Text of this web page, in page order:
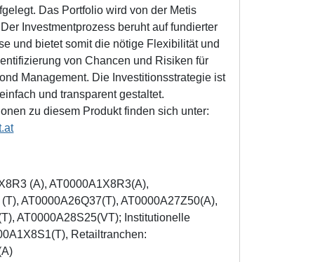
Das Portfolio wird von der Metis
Investmentprozess beruht auf fundierter
und bietet somit die nötige Flexibilität und
von Chancen und Risiken für
Management. Die Investitionsstrategie ist
und transparent gestaltet.
zu diesem Produkt finden sich unter:
(A), AT0000A1X8R3(A),
AT0000A26Q37(T), AT0000A27Z50(A),
AT0000A28S25(VT); Institutionelle
Retailtranchen: